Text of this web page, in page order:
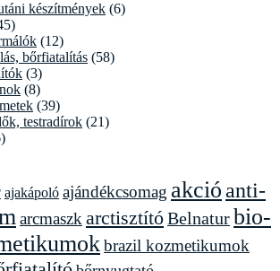
készítmények (6)
(12)
bőrfiatalítás (58)
(3)
(8)
(39)
testradírok (21)
ajakápoló ajándékcsomag akcióanti-
arcmaszk arctisztítóBelnaturbio-
brazil kozmetikumok